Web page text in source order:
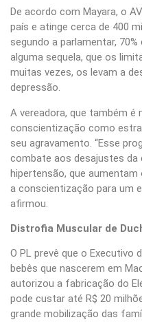
De acordo com Mayara, o
país e atinge cerca de 400
segundo a parlamentar,
alguma sequela, que os
muitas vezes, os levam a
depressão.
A vereadora, que também é
conscientização como
seu agravamento. “Esse
combate aos desajustes da
hipertensão, que
a conscientização para um
afirmou.
Distrofia Muscular de
O PL prevê que o Executivo
bebês que nascerem em
autorizou a fabricação do
pode custar até R$ 20
grande mobilização das